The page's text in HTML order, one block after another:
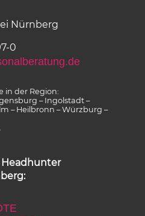
Nürnberg
0
in der Region:
– Ingolstadt –
– Heilbronn – Würzburg –
Headhunter